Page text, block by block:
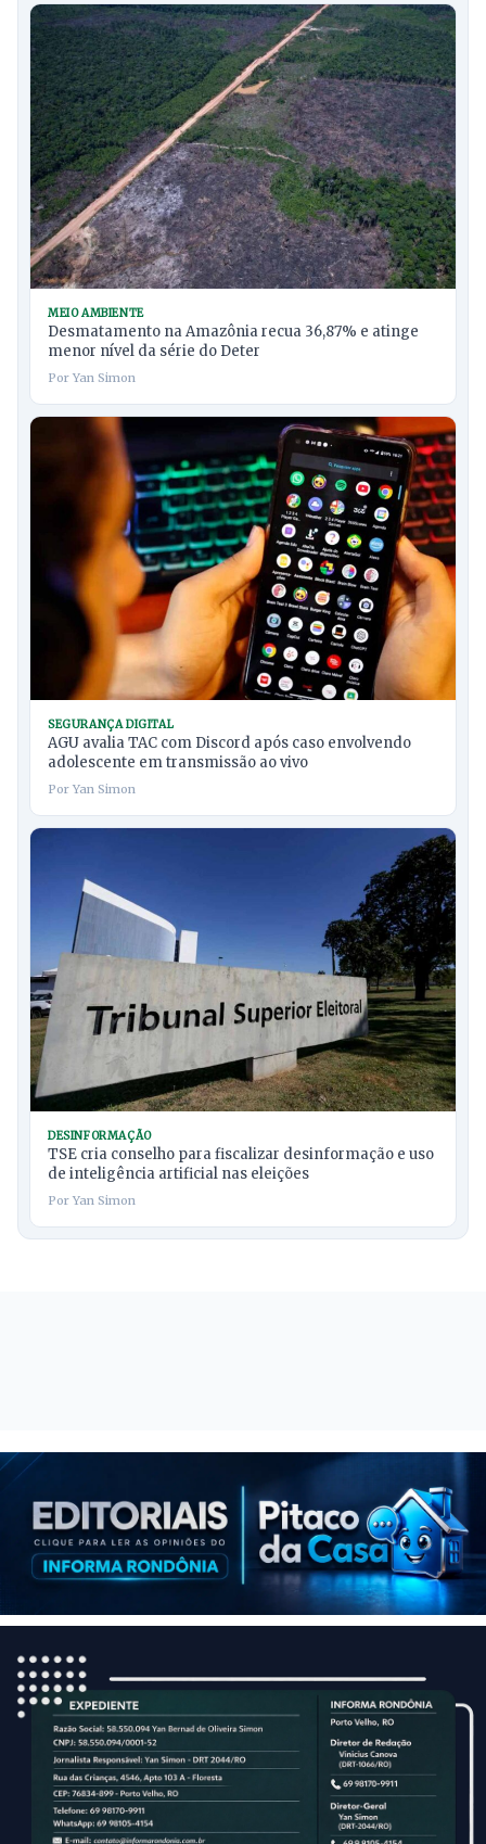
MEIO AMBIENTE
Desmatamento na Amazônia recua 36,87% e atinge
menor nível da série do Deter
Por Yan Simon
SEGURANÇA DIGITAL
AGU avalia TAC com Discord após caso envolvendo
adolescente em transmissão ao vivo
Por Yan Simon
DESINFORMAÇÃO
TSE cria conselho para fiscalizar desinformação e uso
de inteligência artificial nas eleições
Por Yan Simon